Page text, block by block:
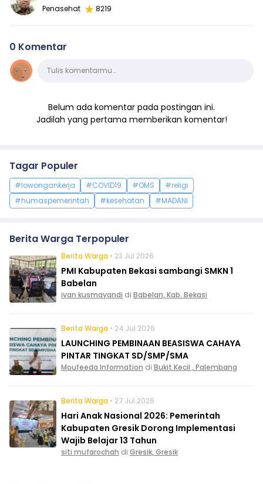
Penasehat 8219
0 Komentar
KomentarTulis komentarmu…
Belum ada komentar pada postingan ini.
Jadilah yang pertama memberikan komentar!
Tagar Populer
#lowongankerja #COVID19 #OMS
#religi
#humaspemerintah
#kesehatan #MADANI
Berita Warga Terpopuler
Berita Warga • 23 Jul 2026
PMI Kabupaten Bekasi sambangi SMKN 1
Babelan
ivan kusmayandi di Babelan, Kab. Bekasi
Berita Warga • 24 Jul 2026
LAUNCHING PEMBINAAN BEASISWA CAHAYA
PINTAR TINGKAT SD/SMP/SMA
Moufeeda Information di Bukit Kecil , Palembang
Berita Warga • 27 Jul 2026
Hari Anak Nasional 2026: Pemerintah
Kabupaten Gresik Dorong Implementasi
Wajib Belajar 13 Tahun
siti mufarochah di Gresik, Gresik